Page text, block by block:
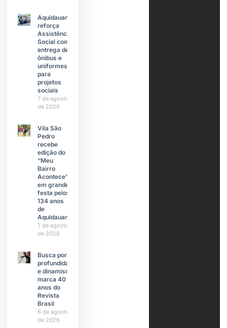
Aquidauana
reforça
Assistência
Social com
entrega de
ônibus e
uniformes
para
projetos
sociais
7 de agosto
de 2026
Vila São
Pedro
recebe
edição do
“Meu
Bairro
Acontece”
em grande
festa pelos
134 anos
de
Aquidauana
7 de agosto
de 2026
Busca por
profundidade
e dinamismo
marca 40
anos do
Revista
Brasil
6 de agosto
de 2026